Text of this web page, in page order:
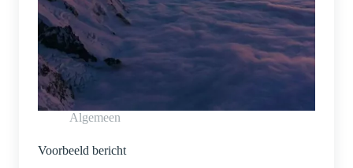
Algemeen
Voorbeeld bericht